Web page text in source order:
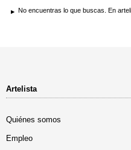
No encuentras lo que buscas. En
Artelista
Quiénes somos
Empleo